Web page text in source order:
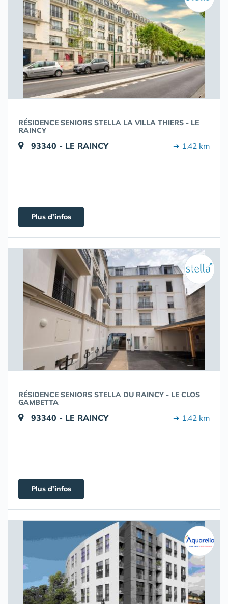
RÉSIDENCE SENIORS STELLA LA VILLA THIERS - LE
RAINCY
93340 - LE RAINCY ➔ 1.42 km
Plus d'infos
RÉSIDENCE SENIORS STELLA DU RAINCY - LE CLOS
GAMBETTA
93340 - LE RAINCY ➔ 1.42 km
Plus d'infos